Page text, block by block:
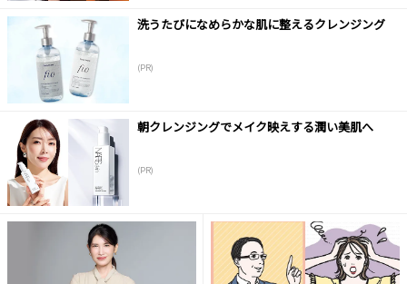
洗うたびになめらかな肌に整えるクレンジング
(PR)
朝クレンジングでメイク映えする潤い美肌へ
(PR)